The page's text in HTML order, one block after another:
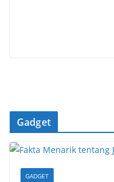
Gadget
GADGET